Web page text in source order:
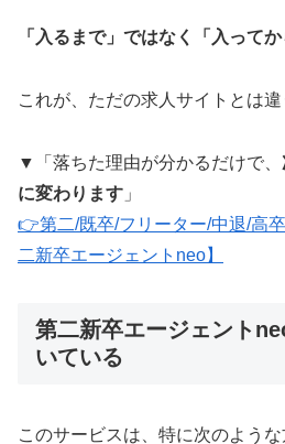
「入るまで」ではなく「入って
これが、ただの求人サイトとは違
▼「落ちた理由が分かるだけで、
に変わります 」
👉第二/既卒/フリーター/中退/高
二新卒エージェントneo】
第二新卒エージェント
いている
このサービスは、特に次のような